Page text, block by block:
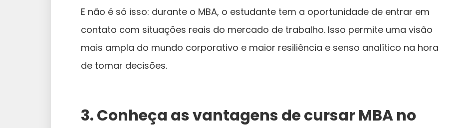
E não é só isso: durante o MBA, o estudante tem a oportunidade de entrar em
contato com situações reais do mercado de trabalho. Isso permite uma visão
mais ampla do mundo corporativo e maior resiliência e senso analítico na hora
de tomar decisões.
3. Conheça as vantagens de cursar MBA no